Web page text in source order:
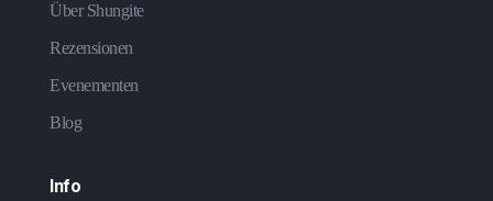
Über Shungite
Rezensionen
Evenementen
Blog
Info